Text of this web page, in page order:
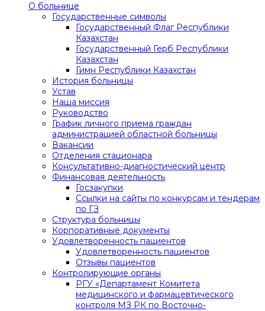
О больнице
Государственные символы
Государственный Флаг Республики
Казахстан
Государственный Герб Республики
Казахстан
Гимн Республики Казахстан
История больницы
Устав
Наша миссия
Руководство
График личного приема граждан
администрацией областной больницы
Вакансии
Отделения стационара
Консультативно-диагностический центр
Финансовая деятельность
Госзакупки
Ссылки на сайты по конкурсам и тендерам
по ГЗ
Структура больницы
Корпоративные документы
Удовлетворенность пациентов
Удовлетворенность пациентов
Отзывы пациентов
Контролирующие органы
РГУ «Департамент Комитета
медицинского и фармацевтического
контроля МЗ РК по Восточно-